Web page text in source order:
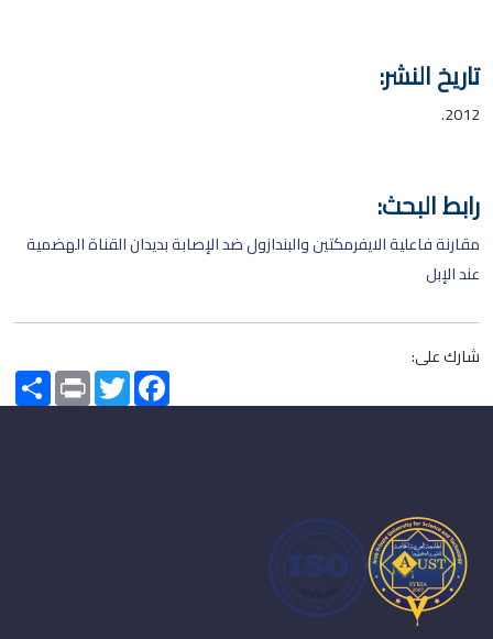
تاريخ النشر:
2012.
رابط البحث:
مقارنة فاعلية الايفرمكتين والبندازول ضد الإصابة بديدان القناة الهضمية
عند الإبل
شارك على:
Share PrintTwitterFacebook